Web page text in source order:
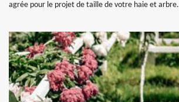
agrée pour le projet de taille de votre haie et arbre.